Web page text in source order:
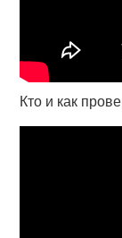
Кто и как